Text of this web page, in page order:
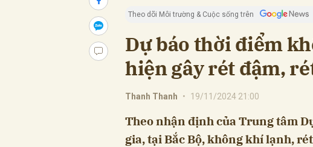
Theo dõi Môi trường & Cuộc sống trên
Dự báo thời điểm
hiện gây rét đậm,
Thanh Thanh • 19/11/2024 21:00
Theo nhận định của Trung tâm
gia, tại Bắc Bộ, không khí lạnh,